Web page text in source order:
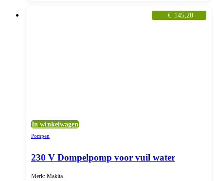
€ 145,20
In winkelwagen
Pompen
230 V Dompelpomp voor vuil water
Merk: Makita